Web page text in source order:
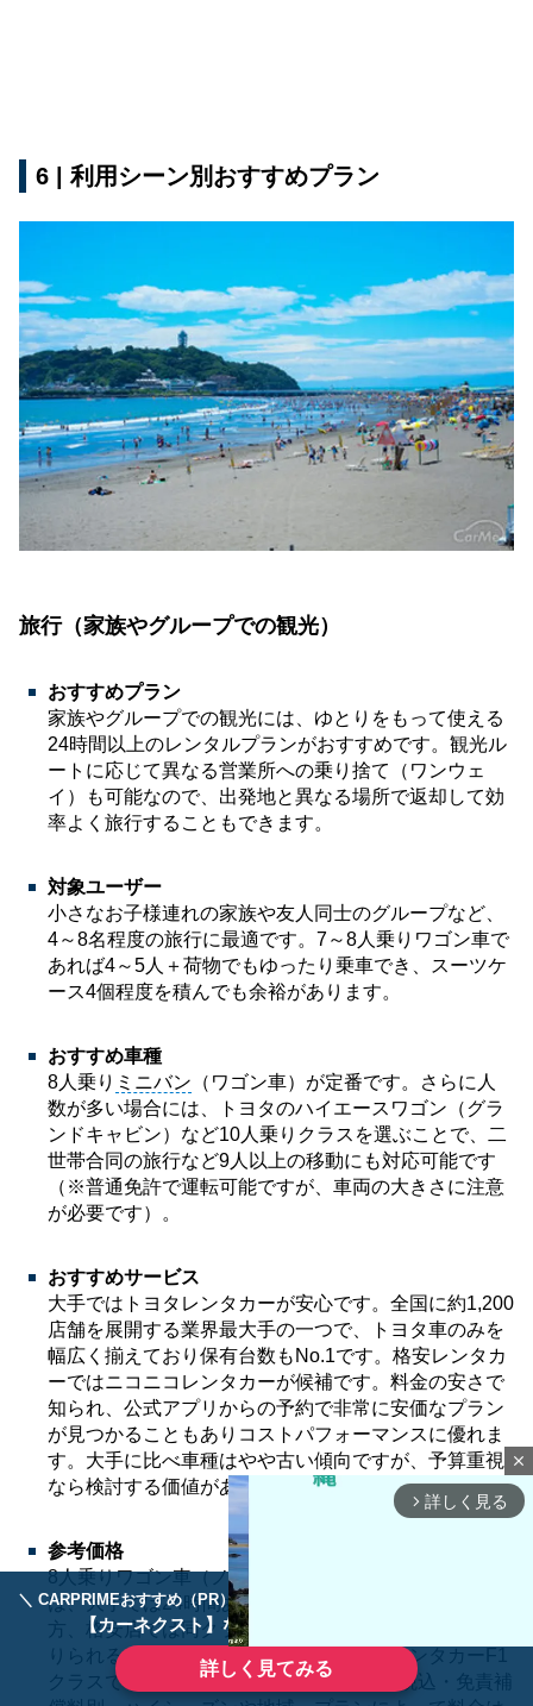
＼ CARPRIMEおすすめ（PR） ／
【カーネクスト】ならどんなクルマも高価買取
詳しく見てみる
6 | 利用シーン別おすすめプラン
旅行（家族やグループでの観光）
おすすめプラン
家族やグループでの観光には、ゆとりをもって使える
24時間以上のレンタルプランがおすすめです。観光ル
ートに応じて異なる営業所への乗り捨て（ワンウェ
イ）も可能なので、出発地と異なる場所で返却して効
率よく旅行することもできます。
対象ユーザー
小さなお子様連れの家族や友人同士のグループなど、
4～8名程度の旅行に最適です。7～8人乗りワゴン車で
あれば4～5人＋荷物でもゆったり乗車でき、スーツケ
ース4個程度を積んでも余裕があります。
おすすめ車種
8人乗り ミニバン （ワゴン車）が定番です。さらに人
数が多い場合には、トヨタのハイエースワゴン（グラ
ンドキャビン）など10人乗りクラスを選ぶことで、二
世帯合同の旅行など9人以上の移動にも対応可能です
（※普通免許で運転可能ですが、車両の大きさに注意
が必要です）。
おすすめサービス
大手ではトヨタレンタカーが安心です。全国に約1,200
店舗を展開する業界最大手の一つで、トヨタ車のみを
幅広く揃えており保有台数もNo.1です。格安レンタカ
ーではニコニコレンタカーが候補です。料金の安さで
知られ、公式アプリからの予約で非常に安価なプラン
が見つかることもありコストパフォーマンスに優れま
す。大手に比べ車種はやや古い傾向ですが、予算重視
なら検討する価値があります。
参考価格
8人乗りワゴン車（ノア/セレナ級）のレンタル料金
は、大手では24時間あたり約20,000円が目安です。一
方、格安店では同クラスが約12,000～13,000円/日で借
りられることがあります（例：ニコニコレンタカーF1
クラスで12,650円/24時間）。※いずれも税込・免責補
close
arrow_forward_ios 詳しく見る